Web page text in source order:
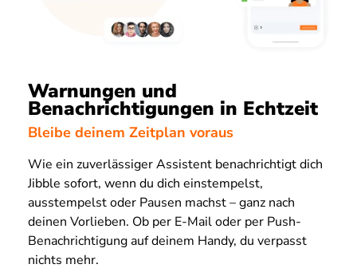
Warnungen und
Benachrichtigungen in Echtzeit
Bleibe deinem Zeitplan voraus
Wie ein zuverlässiger Assistent benachrichtigt dich
Jibble sofort, wenn du dich einstempelst,
ausstempelst oder Pausen machst – ganz nach
deinen Vorlieben. Ob per E-Mail oder per Push-
Benachrichtigung auf deinem Handy, du verpasst
nichts mehr.